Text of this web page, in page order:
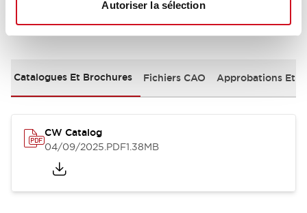
Autoriser la sélection
Documents et fichiers
Catalogues Et Brochures Fichiers CAO Approbations Et
CW Catalog
04/09/2025.PDF1.38MB